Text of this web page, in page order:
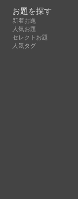
お題を探す
新着お題
人気お題
セレクトお題
人気タグ